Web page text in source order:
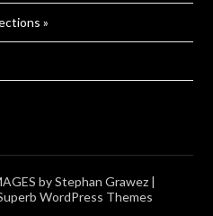
»
by Stephan Grawez |
WordPress Themes